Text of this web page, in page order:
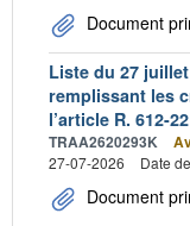
Document
Liste du 27
remplissant les
l’article R. 612-
TRAA2620293K
27-07-2026
Date
Document